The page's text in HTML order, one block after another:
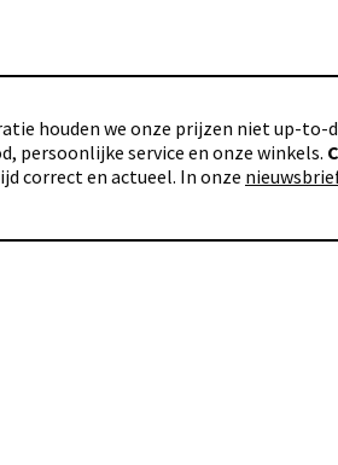
houden we onze prijzen niet up-to-
persoonlijke service en onze winkels.
correct en actueel. In onze